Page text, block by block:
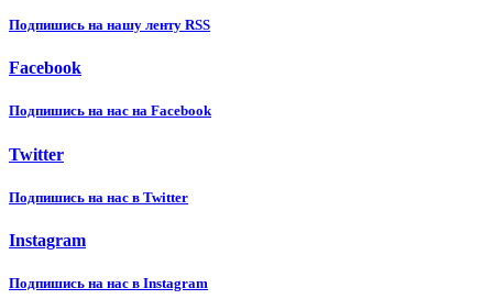
Подпишиcь на нашу ленту RSS
Facebook
Подпишиcь на нас на Facebook
Twitter
Подпишиcь на нас в Twitter
Instagram
Подпишиcь на нас в Instagram